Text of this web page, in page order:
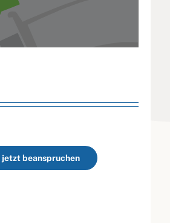
jetzt beanspruchen